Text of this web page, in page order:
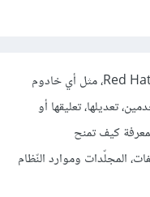
تتطلّب إدارة خادوم Red Hat Enterprise Linux، مثل أي خادوم
تعديلها، تعليقها أو
كيف تمنح
المجلّدات وموارد النّظام